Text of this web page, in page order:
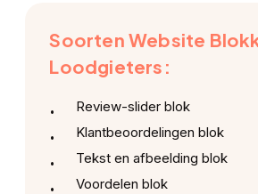
Soorten Website
Loodgieters:
Review-slider blok
Klantbeoordelingen blok
Tekst en afbeelding blok
Voordelen blok